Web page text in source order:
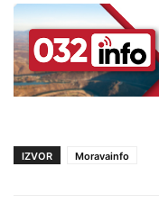
IZVOR Moravainfo